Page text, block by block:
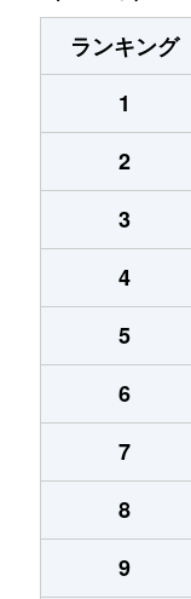
ランキング
1
2
3
4
5
6
7
8
9